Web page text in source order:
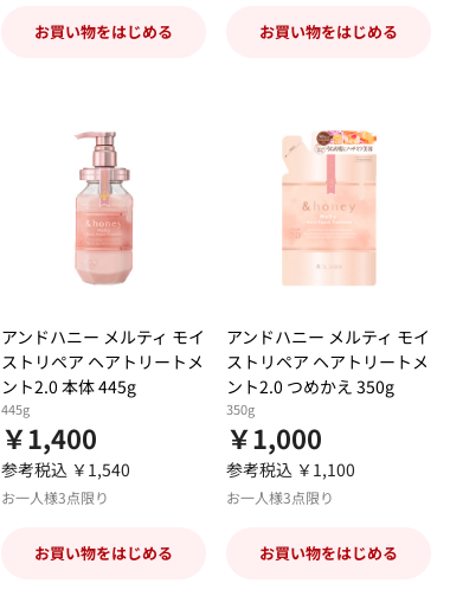
お買い物をはじめる お買い物をはじめる
アンドハニー メルティ モイ
ストリペア ヘアトリートメ
ント2.0 本体 445g
445g
￥1,400
参考税込 ￥1,540
お一人様3点限り
お買い物をはじめる
アンドハニー メルティ モイ
ストリペア ヘアトリートメ
ント2.0 つめかえ 350g
350g
￥1,000
参考税込 ￥1,100
お一人様3点限り
お買い物をはじめる